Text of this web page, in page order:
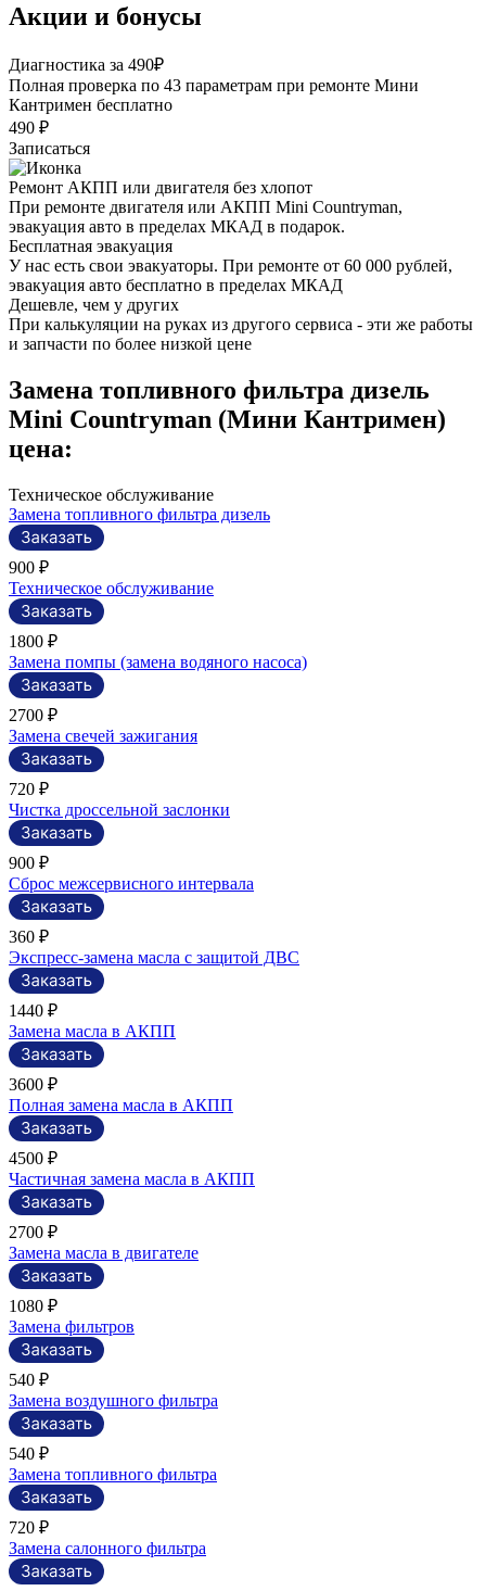
Акции и бонусы
Диагностика за 490₽
Полная проверка по 43 параметрам при ремонте Мини
Кантримен бесплатно
490 ₽
Записаться
Ремонт АКПП или двигателя без хлопот
При ремонте двигателя или АКПП Mini Countryman,
эвакуация авто в пределах МКАД в подарок.
Бесплатная эвакуация
У нас есть свои эвакуаторы. При ремонте от 60 000 рублей,
эвакуация авто бесплатно в пределах МКАД
Дешевле, чем у других
При калькуляции на руках из другого сервиса - эти же работы
и запчасти по более низкой цене
Замена топливного фильтра дизель
Mini Countryman (Мини Кантримен)
цена:
Техническое обслуживание
Замена топливного фильтра дизель
900 ₽
Техническое обслуживание
1800 ₽
Замена помпы (замена водяного насоса)
2700 ₽
Замена свечей зажигания
720 ₽
Чистка дроссельной заслонки
900 ₽
Сброс межсервисного интервала
360 ₽
Экспресс-замена масла с защитой ДВС
1440 ₽
Замена масла в АКПП
3600 ₽
Полная замена масла в АКПП
4500 ₽
Частичная замена масла в АКПП
2700 ₽
Замена масла в двигателе
1080 ₽
Замена фильтров
540 ₽
Замена воздушного фильтра
540 ₽
Замена топливного фильтра
720 ₽
Замена салонного фильтра